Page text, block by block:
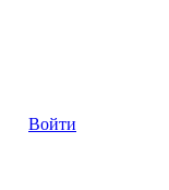
Войти